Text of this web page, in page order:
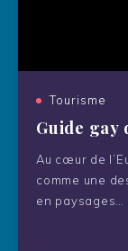
Tourisme
Guide gay
Au cœur de
comme une
en paysages…